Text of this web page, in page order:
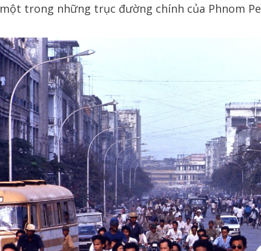
trong những trục đường chính của Phnom